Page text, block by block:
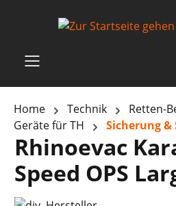
Home Technik
Retten-
Geräte für TH
Sicherung
Rhinoevac
Speed OPS